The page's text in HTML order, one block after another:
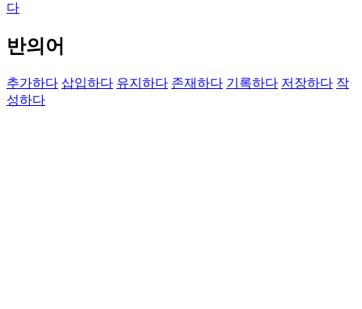
다
반의어
추가하다 삽입하다 유지하다 존재하다 기록하다 저장하다 작
성하다